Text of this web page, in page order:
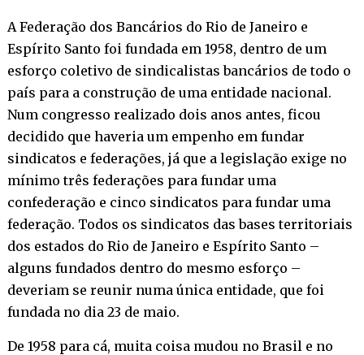
A Federação dos Bancários do Rio de Janeiro e
Espírito Santo foi fundada em 1958, dentro de um
esforço coletivo de sindicalistas bancários de todo o
país para a construção de uma entidade nacional.
Num congresso realizado dois anos antes, ficou
decidido que haveria um empenho em fundar
sindicatos e federações, já que a legislação exige no
mínimo três federações para fundar uma
confederação e cinco sindicatos para fundar uma
federação. Todos os sindicatos das bases territoriais
dos estados do Rio de Janeiro e Espírito Santo –
alguns fundados dentro do mesmo esforço –
deveriam se reunir numa única entidade, que foi
fundada no dia 23 de maio.
De 1958 para cá, muita coisa mudou no Brasil e no